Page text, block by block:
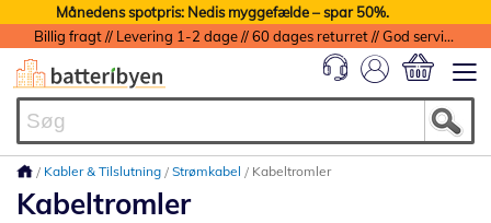
Månedens spotpris: Nedis myggefælde – spar 50%.
Billig fragt // Levering 1-2 dage // 60 dages returret // God service med garanti
Kabler & Tilslutning Strømkabel Kabeltromler
Kabeltromler